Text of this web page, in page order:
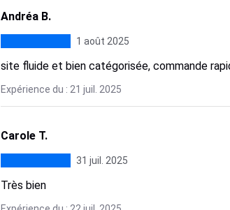
Andréa B.
1 août 2025
site fluide et bien catégorisée, commande
Expérience du : 21 juil. 2025
Carole T.
31 juil. 2025
Très bien